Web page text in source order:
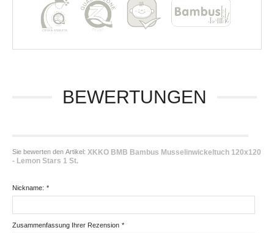
BEWERTUNGEN
Sie bewerten den Artikel: XKKO BMB Bambus Musselinwickeltuch 120x120
- Lemon Stars 1 St.
*
Nickname:
*
Zusammenfassung Ihrer Rezension